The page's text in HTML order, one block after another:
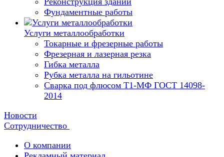
Фундаментные работы
Услуги металлообработки
Токарные и фрезерные работы
Фрезерная и лазерная резка
Гибка металла
Рубка металла на гильотине
Сварка под флюсом Т1-МФ ГОСТ 14098-
2014
Новости
Сотрудничество
О компании